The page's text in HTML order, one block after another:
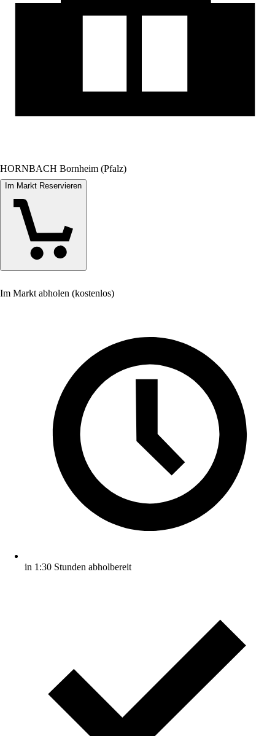
HORNBACH Bornheim (Pfalz)
Im Markt Reservieren
Im Markt abholen (kostenlos)
in 1:30 Stunden abholbereit